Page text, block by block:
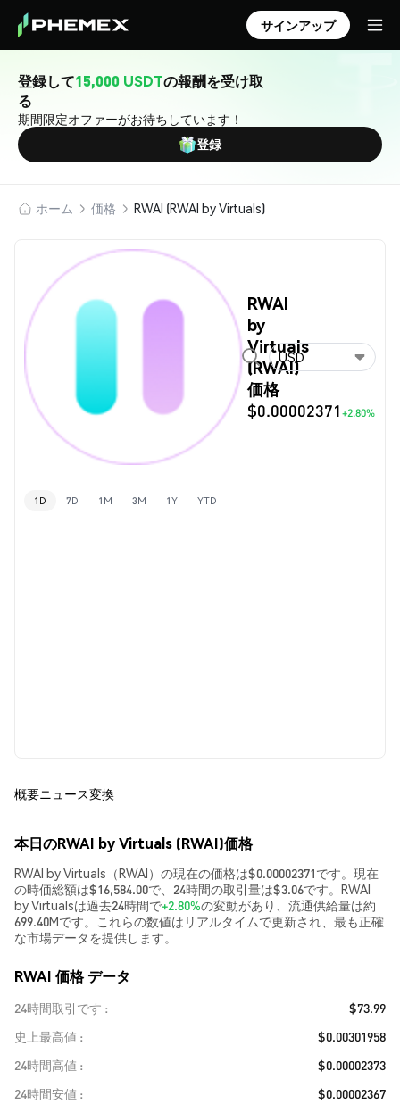
サインアップ
登録して15,000 USDTの報酬を受け取
る
期間限定オファーがお待ちしています！
登録
ホーム 価格 RWAI (RWAI by Virtuals)
RWAI
by
Virtuals
(RWAI)
価格
$0.00002371 +2.80%
USD
1D 7D 1M 3M 1Y YTD
概要ニュース変換
本日のRWAI by Virtuals (RWAI)価格
RWAI by Virtuals（RWAI）の現在の価格は$0.00002371です。現在
の時価総額は$16,584.00で、24時間の取引量は$3.06です。RWAI
by Virtualsは過去24時間で+2.80%の変動があり、流通供給量は約
699.40Mです。これらの数値はリアルタイムで更新され、最も正確
な市場データを提供します。
RWAI 価格 データ
24時間取引です
$73.99
史上最高値
$0.00301958
24時間高値
$0.00002373
24時間安値
$0.00002367